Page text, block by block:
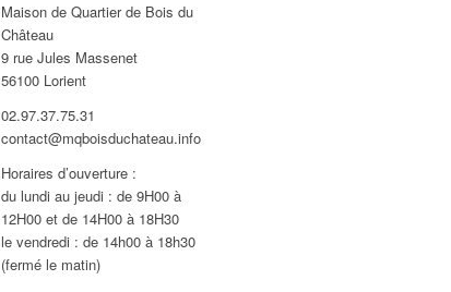
Maison de Quartier de Bois du
Château
9 rue Jules Massenet
56100 Lorient
02.97.37.75.31
contact@mqboisduchateau.info
Horaires d’ouverture :
du lundi au jeudi : de 9H00 à
12H00 et de 14H00 à 18H30
le vendredi : de 14h00 à 18h30
(fermé le matin)